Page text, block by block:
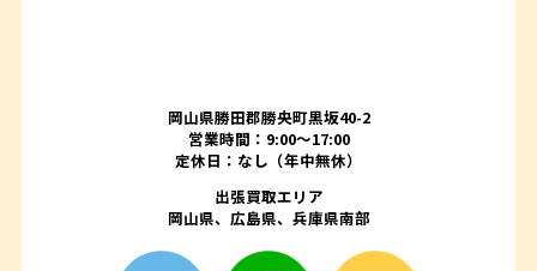
岡山県勝田郡勝央町黒坂40-2
営業時間：9:00～17:00
定休日：なし（年中無休）
出張買取エリア
岡山県、広島県、兵庫県南部